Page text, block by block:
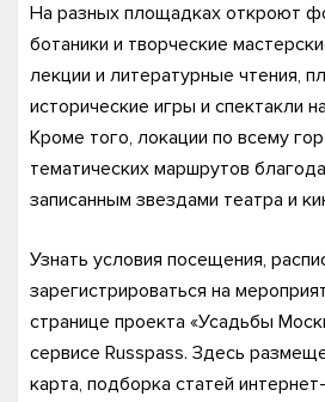
На разных площадках откроют
ботаники и творческие
лекции и литературные чтения,
исторические игры и спектакли
Кроме того, локации по всему
тематических маршрутов
записанным звездами театра и
Узнать условия посещения,
зарегистрироваться на
странице проекта «Усадьбы
сервисе Russpass. Здесь
карта, подборка статей